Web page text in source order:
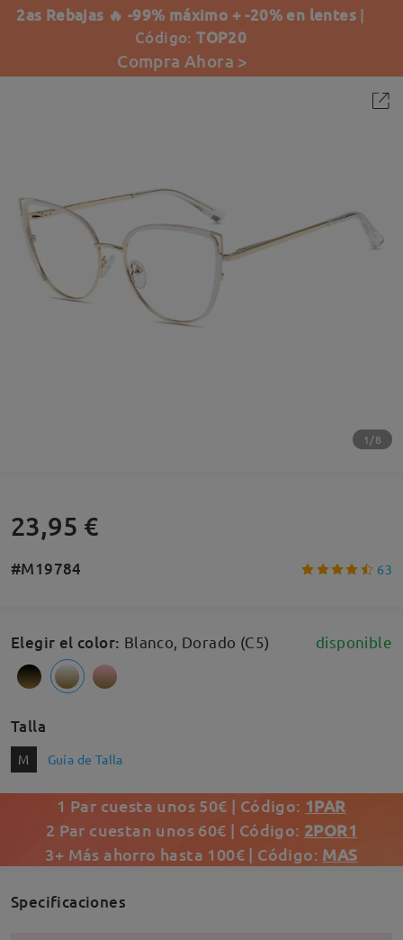
2as Rebajas 🔥 -99% máximo + -20% en lentes |
Código:TOP20
Compra Ahora >
1/8
23,95 €
#M19784 63
Elegir el color: Blanco, Dorado (C5) disponible
Talla
M Guía de Talla
1 Par cuesta unos 50€ | Código: 1PAR
2 Par cuestan unos 60€ | Código: 2POR1
3+ Más ahorro hasta 100€ | Código: MAS
Specificaciones